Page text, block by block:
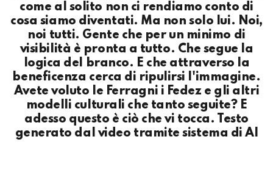
come al solito non ci rendiamo conto di
cosa siamo diventati. Ma non solo lui. Noi,
noi tutti. Gente che per un minimo di
visibilità è pronta a tutto. Che segue la
logica del branco. E che attraverso la
beneficenza cerca di ripulirsi l'immagine.
Avete voluto le Ferragni i Fedez e gli altri
modelli culturali che tanto seguite? E
adesso questo è ciò che vi tocca. Testo
generato dal video tramite sistema di AI